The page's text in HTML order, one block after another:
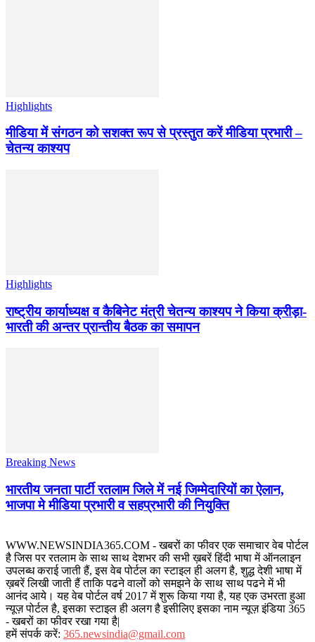
Highlights
मीडिया में संगठन को सशक्त रूप से प्रस्तुत करें मीडिया प्रभारी –
चेतन्य काश्यप
Highlights
राष्ट्रीय कार्याध्यक्ष व कैबिनेट मंत्री चेतन्य काश्यप ने किया क्रीड़ा-
भारती की अन्तर प्रान्तीय बैठक का समापन
Breaking News
भारतीय जनता पार्टी रतलाम जिले में नई जिम्मेदारियों का ऐलान,
भाजपा मे मीडिया प्रभारी व सहप्रभारी की नियुक्ति
WWW.NEWSINDIA365.COM - खबरों का फीवर एक समाचार वेब पोर्टल
है जिस पर रतलाम के साथ साथ देशभर की सभी ख़बरें हिंदी भाषा में ऑनलाइन
उपलब्ध कराई जाती हैं, इस वेब पोर्टल का स्टाइल ही अलग है, शुद्ध देशी भाषा में
ख़बरें लिखी जाती हैं ताकि पढने वालों को समझने के साथ साथ पढने में भी
आनंद आये। यह वेब पोर्टल वर्ष 2017 में शुरू किया गया है, यह एक उभरता हुआ
न्यूज़ पोर्टल है, इसका स्टाइल ही अलग है इसीलिए इसका नाम न्यूज़ इंडिया 365
- खबरों का फीवर रखा गया है|
हमें संपर्क करें: 365.newsindia@gmail.com